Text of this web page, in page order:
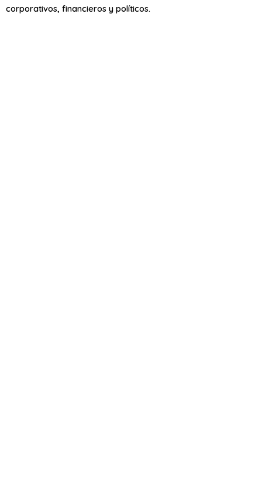
corporativos, financieros y políticos.